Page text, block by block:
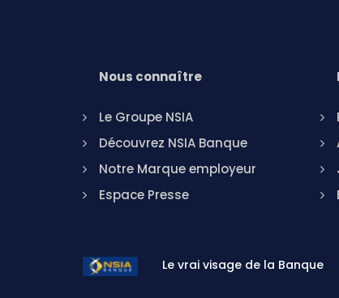
Nous connaître
Le Groupe NSIA
Découvrez NSIA Banque
Notre Marque employeur
Espace Presse
Le vrai visage de la Banque